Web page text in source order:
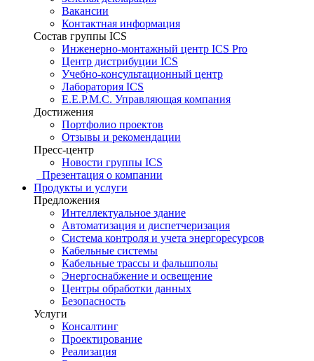
Вакансии
Контактная информация
Состав группы ICS
Инженерно-монтажный центр ICS Pro
Центр дистрибуции ICS
Учебно-консультационный центр
Лаборатория ICS
E.E.P.M.C. Управляющая компания
Достижения
Портфолио проектов
Отзывы и рекомендации
Пресс-центр
Новости группы ICS
Презентация о компании
Продукты и услуги
Предложения
Интеллектуальное здание
Автоматизация и диспетчеризация
Система контроля и учета энергоресурсов
Кабельные системы
Кабельные трассы и фальшполы
Энергоснабжение и освещение
Центры обработки данных
Безопасность
Услуги
Консалтинг
Проектирование
Реализация